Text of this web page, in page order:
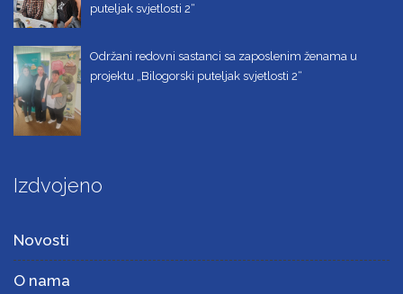
puteljak svjetlosti 2“
Održani redovni sastanci sa zaposlenim ženama u
projektu „Bilogorski puteljak svjetlosti 2“
Izdvojeno
Novosti
O nama